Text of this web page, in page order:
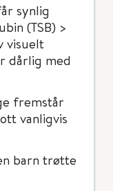
synlig
(TSB) >
visuelt
dårlig med
fremstår
vanligvis
barn trøtte